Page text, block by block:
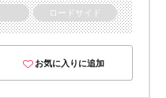
ロードサイド
お気に入りに追加